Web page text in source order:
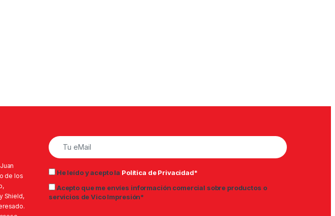
de los
Shield,
He leído y acepto la Política de Privacidad*
Acepto que me envíes información comercial sobre productos o
servicios de Vico Impresión*